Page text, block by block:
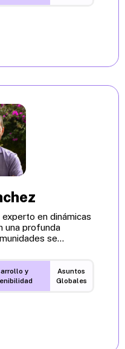
en dinámicas
una profunda
se...
y
Asuntos
Globales